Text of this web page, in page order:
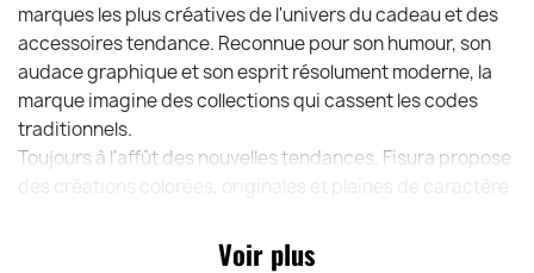
marques les plus créatives de l'univers du cadeau et des
accessoires tendance. Reconnue pour son humour, son
audace graphique et son esprit résolument moderne, la
marque imagine des collections qui cassent les codes
traditionnels.
Toujours à l'affût des nouvelles tendances, Fisura propose
Entre design pop, messages décalés et inspirations
Voir plus